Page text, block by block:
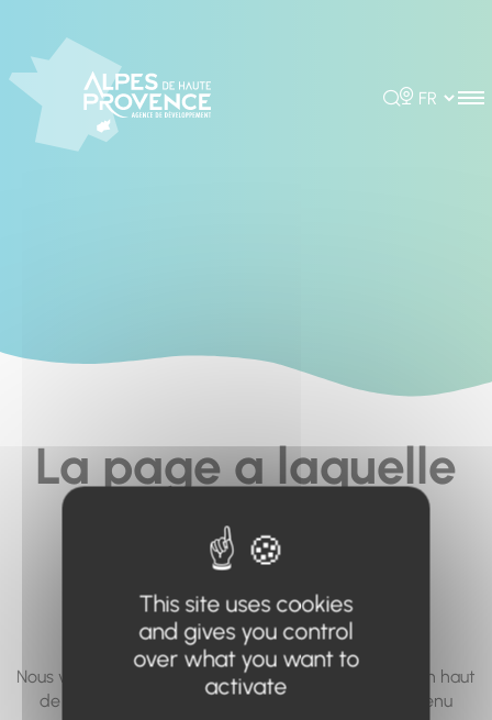
Rechercher
Choisir la
La page a laquelle
vous cherchez à
accéder n'existe
pas... ou plus.
Nous vous invitons à utiliser le moteur de recherche en haut
de page, ou à utiliser le menu pour trouver le contenu
This site uses cookies
and gives you control
over what you want to
activate